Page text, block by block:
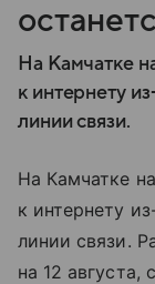
На Камчатке
к интернету
линии связи.
На Камчатке
к интернету
линии связи.
на 12 августа,